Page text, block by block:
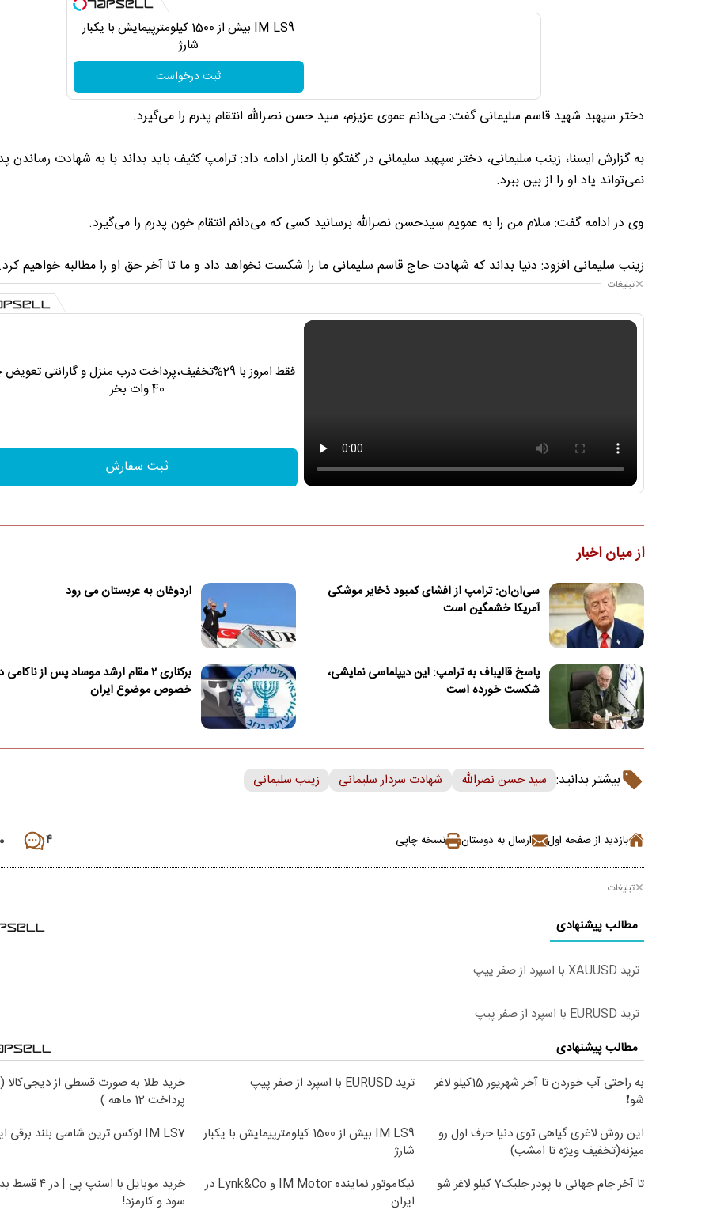
IM LS9 بیش از 1500 کیلومترپیمایش با یکبار
شارژ
ثبت درخواست
دختر سپهبد شهید قاسم سلیمانی گفت: می‌دانم عموی عزیزم، سید حسن نصرالله انتقام پدرم را می‌گیرد.
به گزارش ایسنا، زینب سلیمانی، دختر سپهبد سلیمانی در گفتگو با المنار ادامه داد: ترامپ کثیف باید بداند با به شهادت رساندن
نمی‌تواند یاد او را از بین ببرد.
وی در ادامه گفت: سلام من را به عمویم سیدحسن نصرالله برسانید کسی که می‌دانم انتقام خون پدرم را می‌گیرد.
زینب سلیمانی افزود: دنیا بداند که شهادت حاج قاسم سلیمانی ما را شکست نخواهد داد و ما تا آخر حق او را مطالبه خواهیم کرد.
تبلیغات
فقط امروز با 29%تخفیف،پرداخت درب منزل و گارانتی
40 وات بخر
ثبت سفارش
از میان اخبار
سی‌ان‌ان: ترامپ از افشای کمبود ذخایر موشکی
آمریکا خشمگین است
اردوغان به عربستان می رود
پاسخ قالیباف به ترامپ: این دیپلماسی نمایشی،
شکست خورده است
برکناری ۲ مقام ارشد موساد پس از ناکامی
خصوص موضوع ایران
بیشتر بدانید: سید حسن نصرالله شهادت سردار سلیمانی زینب سلیمانی
بازدید از صفحه اول ارسال به دوستان نسخه چاپی ۴ ۰
تبلیغات
مطالب پیشنهادی
ترید XAUUSD با اسپرد از صفر پیپ
ترید EURUSD با اسپرد از صفر پیپ
مطالب پیشنهادی
به راحتی آب خوردن تا آخر شهریور 15کیلو لاغر
شو❗
ترید EURUSD با اسپرد از صفر پیپ
خرید طلا به صورت قسطی از دیجی‌کالا (
پرداخت 12 ماهه )
این روش لاغری گیاهی توی دنیا حرف اول رو
میزنه(تخفیف ویژه تا امشب)
IM LS9 بیش از 1500 کیلومترپیمایش با یکبار
شارژ
IM LS7 لوکس ترین شاسی بلند برقی ایران
تا آخر جام جهانی با پودر جلبک7 کیلو لاغر شو
نیکاموتور نماینده IM Motor و Lynk&Co در
ایران
خرید موبایل با اسنپ پی |
سود و کارمزد!